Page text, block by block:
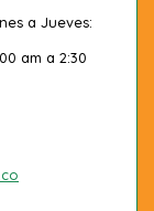
a Jueves:
am a 2:30